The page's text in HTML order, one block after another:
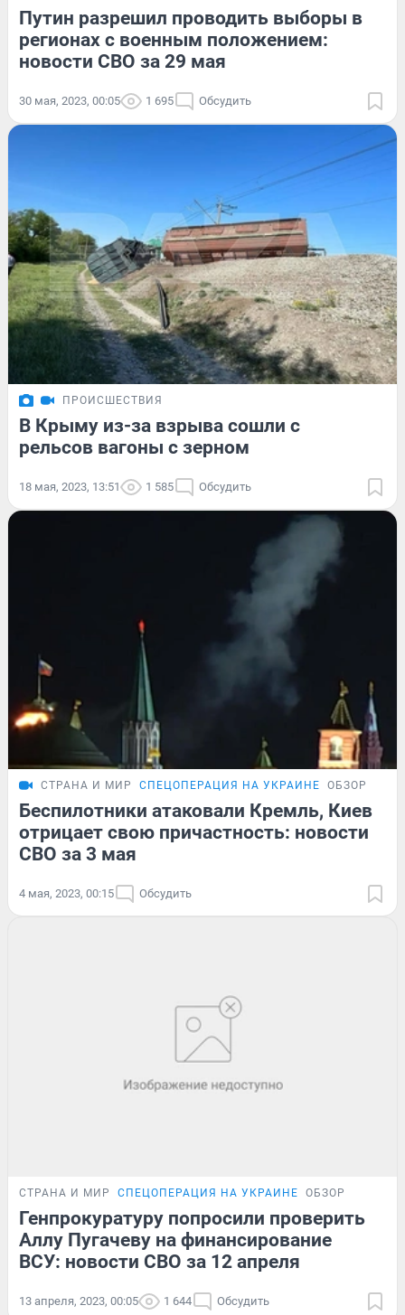
Путин разрешил проводить выборы в
регионах с военным положением:
новости СВО за 29 мая
30 мая, 2023, 00:05 1 695 Обсудить
ПРОИСШЕСТВИЯ
В Крыму из-за взрыва сошли с
рельсов вагоны с зерном
18 мая, 2023, 13:51 1 585 Обсудить
СТРАНА И МИР СПЕЦОПЕРАЦИЯ НА УКРАИНЕ ОБЗОР
Беспилотники атаковали Кремль, Киев
отрицает свою причастность: новости
СВО за 3 мая
4 мая, 2023, 00:15 Обсудить
СТРАНА И МИР СПЕЦОПЕРАЦИЯ НА УКРАИНЕ ОБЗОР
Генпрокуратуру попросили проверить
Аллу Пугачеву на финансирование
ВСУ: новости СВО за 12 апреля
13 апреля, 2023, 00:05 1 644 Обсудить